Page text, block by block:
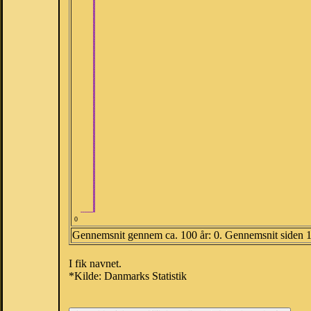
0
Gennemsnit gennem ca. 100 år: 0. Gennemsnit siden
I fik navnet.
*Kilde: Danmarks Statistik